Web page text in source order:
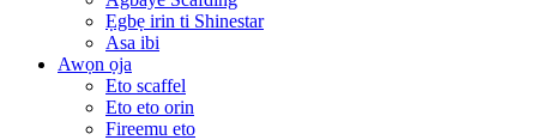
Ẹgbẹ irin ti Shinestar
Asa ibi
Awọn ọja
Eto scaffel
Eto eto orin
Fireemu eto